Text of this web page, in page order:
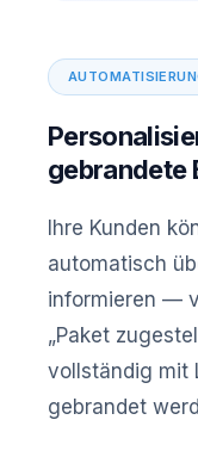
gebrandete
Ihre Kunden
automatisch
informieren —
„Paket
vollständig mit
gebrandet